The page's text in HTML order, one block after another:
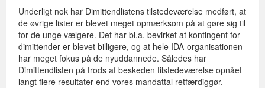
Underligt nok har Dimittendlistens tilstedeværelse medført, at
de øvrige lister er blevet meget opmærksom på at gøre sig til
for de unge vælgere. Det har bl.a. bevirket at kontingent for
dimittender er blevet billigere, og at hele IDA-organisationen
har meget fokus på de nyuddannede. Således har
Dimittendlisten på trods af beskeden tilstedeværelse opnået
langt flere resultater end vores mandattal retfærdiggør.